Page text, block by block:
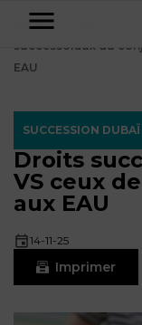
Particuliers
DOMAINES
COMPÉTENCE
AFFAIRES
Entreprises
NOS
DOMAINES
DE
Plus
d’offres
À
Accueil⟶
successoraux du
EAU
SUCCESSION DUBAÏ
Droits
VS ceux
aux EAU
14-11-25
Imprimer